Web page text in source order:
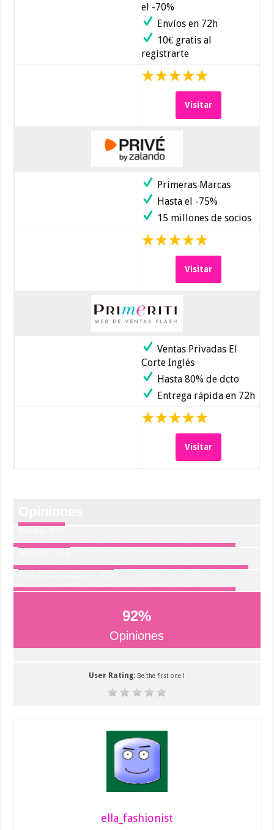
el -70%
Envíos en 72h
10€ gratis al
registrarte
Visitar
Primeras Marcas
Hasta el -75%
15 millones de socios
Visitar
Ventas Privadas El
Corte Inglés
Hasta 80% de dcto
Entrega rápida en 72h
Visitar
92%
Opiniones
User Rating: Be the first one !
ella_fashionist